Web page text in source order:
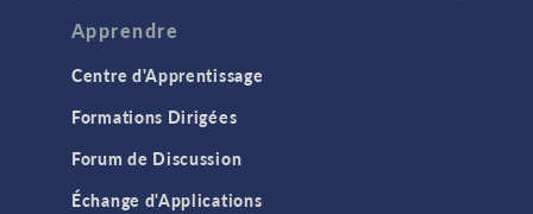
Apprendre
Centre d'Apprentissage
Formations Dirigées
Forum de Discussion
Échange d'Applications